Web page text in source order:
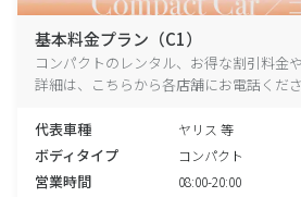
基本料金プラン（C1）
コンパクトのレンタル、お得な割引料金
詳細は、こちらから各店舗にお電話くださ
代表車種 ヤリス 等
ボディタイプ コンパクト
営業時間 08:00-20:00